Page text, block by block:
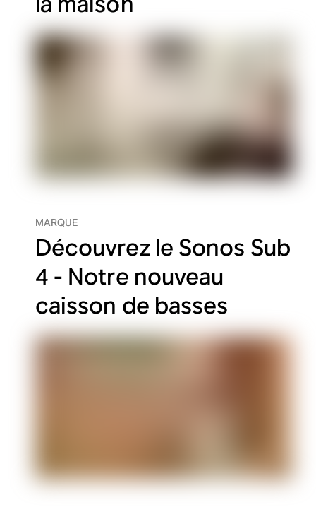
MARQUE
Découvrez le Sonos Sub
4 - Notre nouveau
caisson de basses